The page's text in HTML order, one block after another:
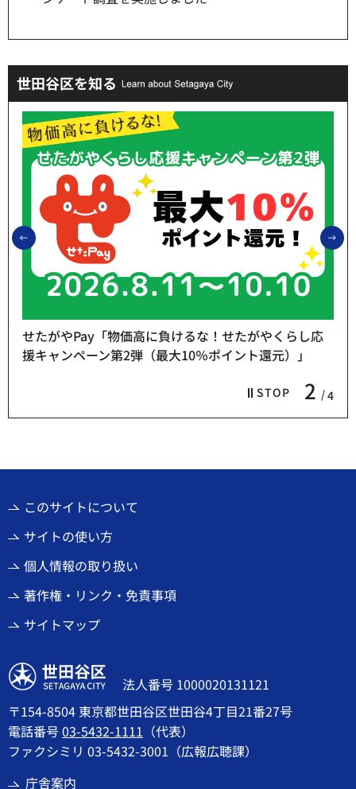
世田谷区を知る
前のスライドを表示
STOP 2 4
せたがやPay「物価高に負けるな！せたがやくらし応
援キャンペーン第2弾（最大10％ポイント還元）」
このサイトについて
サイトの使い方
個人情報の取り扱い
著作権・リンク・免責事項
サイトマップ
世田谷区
法人番号 1000020131121
〒154-8504 東京都世田谷区世田谷4丁目21番27号
電話番号03-5432-1111 （代表）
ファクシミリ 03-5432-3001（広報広聴課）
庁舎案内